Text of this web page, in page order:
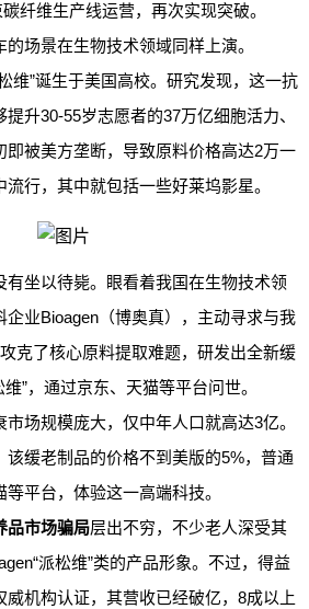
纤维生产线运营，再次实现突破。
场景在生物技术领域同样上演。
维”诞生于美国高校。研究发现，这一抗
提升30-55岁志愿者的37万亿细胞活力、
即被美方垄断，导致原料价格高达2万一
行，其中就包括一些好莱坞影星。
有坐以待毙。眼看着我国在生物技术领
企业Bioagen （博奥真），主动寻求与我
克了核心原料提取难题，研发出全新缓
维”，通过京东、天猫等平台问世。
市场规模庞大，仅中年人口就高达3亿。
该缓老制品的价格不到美版的5%，普通
平台，体验这一高端科技。
品市场骗局层出不穷，不少老人深受其
派松维”类的产品形象。不过，得益
机构认证，其营收已经破亿， 8成以上